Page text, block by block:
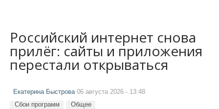
Российский интернет снова
прилёг: сайты и приложения
перестали открываться
Екатерина Быстрова06 августа 2026 - 13:48
Сбои программ Общее